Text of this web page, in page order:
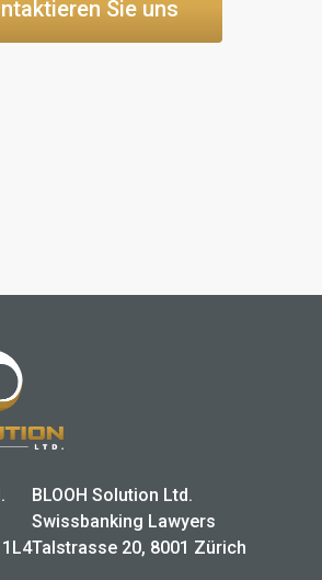
Sie uns
BLOOH Solution Ltd.
Swissbanking Lawyers
Talstrasse 20, 8001 Zürich